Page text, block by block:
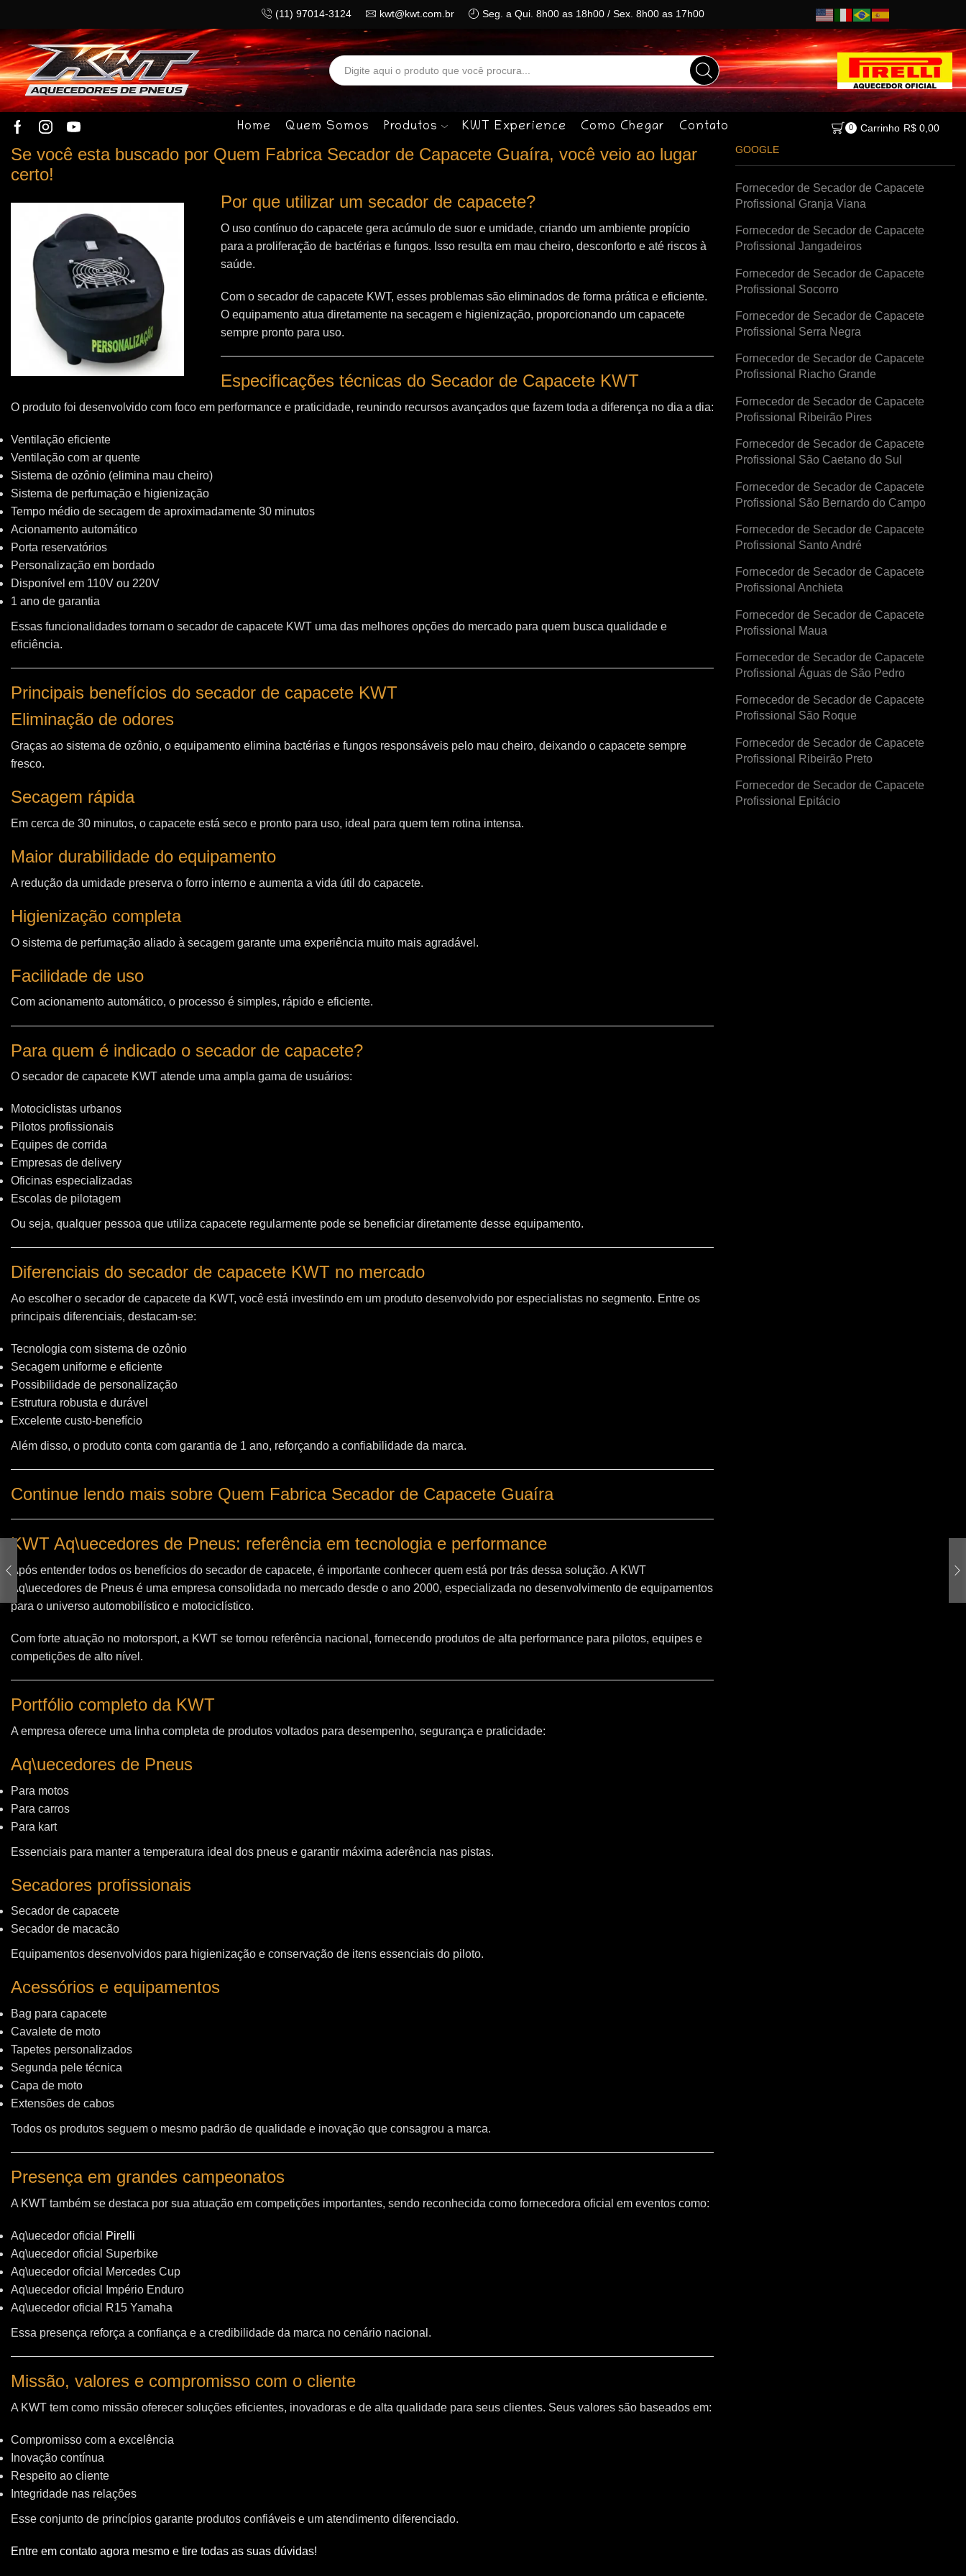
(11) 97014-3124 kwt@kwt.com.br Seg. a Qui. 8h00 as 18h00 / Sex. 8h00 as 17h00
Search
input
Home Quem Somos Produtos KWT Experience Como Chegar Contato 0 Carrinho R$0,00
Se você esta buscado por Quem Fabrica Secador de Capacete Guaíra, você veio ao lugar
certo!
Por que utilizar um secador de capacete?
O uso contínuo do capacete gera acúmulo de suor e umidade, criando um ambiente propício
para a proliferação de bactérias e fungos. Isso resulta em mau cheiro, desconforto e até riscos à
saúde.
Com o secador de capacete KWT, esses problemas são eliminados de forma prática e eficiente.
O equipamento atua diretamente na secagem e higienização, proporcionando um capacete
sempre pronto para uso.
Especificações técnicas do Secador de Capacete KWT
O produto foi desenvolvido com foco em performance e praticidade, reunindo recursos avançados que fazem toda a diferença no dia a dia:
Ventilação eficiente
Ventilação com ar quente
Sistema de ozônio (elimina mau cheiro)
Sistema de perfumação e higienização
Tempo médio de secagem de aproximadamente 30 minutos
Acionamento automático
Porta reservatórios
Personalização em bordado
Disponível em 110V ou 220V
1 ano de garantia
Essas funcionalidades tornam o secador de capacete KWT uma das melhores opções do mercado para quem busca qualidade e
eficiência.
Principais benefícios do secador de capacete KWT
Eliminação de odores
Graças ao sistema de ozônio, o equipamento elimina bactérias e fungos responsáveis pelo mau cheiro, deixando o capacete sempre
fresco.
Secagem rápida
Em cerca de 30 minutos, o capacete está seco e pronto para uso, ideal para quem tem rotina intensa.
Maior durabilidade do equipamento
A redução da umidade preserva o forro interno e aumenta a vida útil do capacete.
Higienização completa
O sistema de perfumação aliado à secagem garante uma experiência muito mais agradável.
Facilidade de uso
Com acionamento automático, o processo é simples, rápido e eficiente.
Para quem é indicado o secador de capacete?
O secador de capacete KWT atende uma ampla gama de usuários:
Motociclistas urbanos
Pilotos profissionais
Equipes de corrida
Empresas de delivery
Oficinas especializadas
Escolas de pilotagem
Ou seja, qualquer pessoa que utiliza capacete regularmente pode se beneficiar diretamente desse equipamento.
Diferenciais do secador de capacete KWT no mercado
Ao escolher o secador de capacete da KWT, você está investindo em um produto desenvolvido por especialistas no segmento. Entre os
principais diferenciais, destacam-se:
Tecnologia com sistema de ozônio
Secagem uniforme e eficiente
Possibilidade de personalização
Estrutura robusta e durável
Excelente custo-benefício
Além disso, o produto conta com garantia de 1 ano, reforçando a confiabilidade da marca.
Continue lendo mais sobre Quem Fabrica Secador de Capacete Guaíra
KWT Aq\uecedores de Pneus: referência em tecnologia e performance
Após entender todos os benefícios do secador de capacete, é importante conhecer quem está por trás dessa solução. A KWT
Aq\uecedores de Pneus é uma empresa consolidada no mercado desde o ano 2000, especializada no desenvolvimento de equipamentos
para o universo automobilístico e motociclístico.
Com forte atuação no motorsport, a KWT se tornou referência nacional, fornecendo produtos de alta performance para pilotos, equipes e
competições de alto nível.
Portfólio completo da KWT
A empresa oferece uma linha completa de produtos voltados para desempenho, segurança e praticidade:
Aq\uecedores de Pneus
Para motos
Para carros
Para kart
Essenciais para manter a temperatura ideal dos pneus e garantir máxima aderência nas pistas.
Secadores profissionais
Secador de capacete
Secador de macacão
Equipamentos desenvolvidos para higienização e conservação de itens essenciais do piloto.
Acessórios e equipamentos
Bag para capacete
Cavalete de moto
Tapetes personalizados
Segunda pele técnica
Capa de moto
Extensões de cabos
Todos os produtos seguem o mesmo padrão de qualidade e inovação que consagrou a marca.
Presença em grandes campeonatos
A KWT também se destaca por sua atuação em competições importantes, sendo reconhecida como fornecedora oficial em eventos como:
Aq\uecedor oficial
Pirelli
Aq\uecedor oficial Superbike
Aq\uecedor oficial Mercedes Cup
Aq\uecedor oficial Império Enduro
Aq\uecedor oficial R15 Yamaha
Essa presença reforça a confiança e a credibilidade da marca no cenário nacional.
Missão, valores e compromisso com o cliente
A KWT tem como missão oferecer soluções eficientes, inovadoras e de alta qualidade para seus clientes. Seus valores são baseados em:
Compromisso com a excelência
Inovação contínua
Respeito ao cliente
Integridade nas relações
Esse conjunto de princípios garante produtos confiáveis e um atendimento diferenciado.
Entre em contato agora mesmo e tire todas as suas dúvidas!
GOOGLE
Fornecedor de Secador de Capacete
Profissional Granja Viana
Fornecedor de Secador de Capacete
Profissional Jangadeiros
Fornecedor de Secador de Capacete
Profissional Socorro
Fornecedor de Secador de Capacete
Profissional Serra Negra
Fornecedor de Secador de Capacete
Profissional Riacho Grande
Fornecedor de Secador de Capacete
Profissional Ribeirão Pires
Fornecedor de Secador de Capacete
Profissional São Caetano do Sul
Fornecedor de Secador de Capacete
Profissional São Bernardo do Campo
Fornecedor de Secador de Capacete
Profissional Santo André
Fornecedor de Secador de Capacete
Profissional Anchieta
Fornecedor de Secador de Capacete
Profissional Maua
Fornecedor de Secador de Capacete
Profissional Águas de São Pedro
Fornecedor de Secador de Capacete
Profissional São Roque
Fornecedor de Secador de Capacete
Profissional Ribeirão Preto
Fornecedor de Secador de Capacete
Profissional Epitácio